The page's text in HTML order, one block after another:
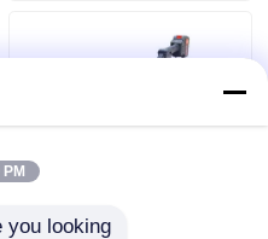
you looking